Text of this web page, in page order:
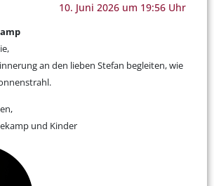
10. Juni 2026 um 19:56 Uhr
an den lieben Stefan begleiten, wie
und Kinder